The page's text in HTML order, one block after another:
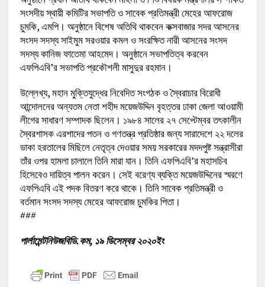
সংসদীয় স্থায়ী কমিটির সভাপতি ও সাবেক প্রতিমন্ত্রী মেহের আফরোজ
চুমকি, এমপি। অনুষ্ঠানে বিশেষ অতিথি থাকবেন কক্সবাজার সদর আসনের
সংসদ সদস্য সাইমুম সরওয়ার কমল ও সংরক্ষিত নারী আসনের সংসদ
সদস্য কানিজ ফাতেমা আহমেদ। অনুষ্ঠানে সভাপতিত্ব করবেন
এফপিএবি’র সভাপতি প্রকৌশলী মাসুদুর রহমান।
উল্লেখ্য, মহান মুক্তিযুদ্ধের নিবেদিত সংগঠক ও স্বৈরাচার বিরোধী
আন্দোলনের অন্যতম নেতা শহীদ ময়েজউদ্দিন বৃহত্তর ঢাকা জেলা আওয়ামী
লীগের সাধারণ সম্পাদক ছিলেন। ১৯৮৪ সালের ২৭ সেপ্টেম্বর তৎকালীন
স্বৈরশাসক এরশাদের পতন ও গণতন্ত্র প্রতিষ্ঠার জন্য সারাদেশে ২২ দলের
ডাকা হরতালের মিছিলে নেতৃত্ব দেওয়ার সময় সরকারের মদদপুষ্ট সন্ত্রাসীরা
তাঁর ওপর হামলা চালালে তিনি মারা যান। তিনি এফপিএবি’র মহাসচিব
হিসেবেও দায়িত্ব পালন করেন। সেই বরেণ্য ব্যক্তি ময়েজউদ্দিনের স্মরণে
এফপিএবি এই পদক বিতরণ করে থাকে। তিনি সাবেক প্রতিমন্ত্রী ও
বর্তমান সংসদ সদস্য মেহের আফরোজ চুমকির পিতা।
###
পার্লামেন্টনিউজবিডি.কম, ১৯ ডিসেম্বর ২০২০ইং